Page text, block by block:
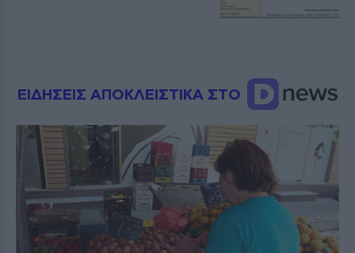
ΕΙΔΗΣΕΙΣ ΑΠΟΚΛΕΙΣΤΙΚΑ ΣΤΟ